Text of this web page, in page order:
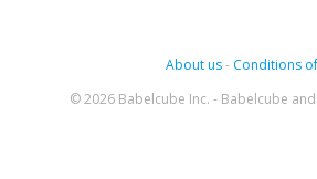
About us- Conditions
© 2026 Babelcube Inc. - Babelcube